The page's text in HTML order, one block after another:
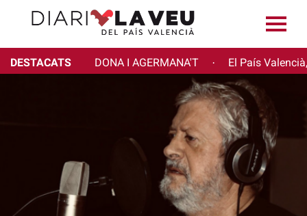
DESTACATS DONA I AGERMANA'T · El País